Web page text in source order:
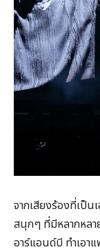
จากเสียงร้องที่เป็
สนุกๆ ที่มีหลากหลา
อาร์แอนด์บี ทำเอา